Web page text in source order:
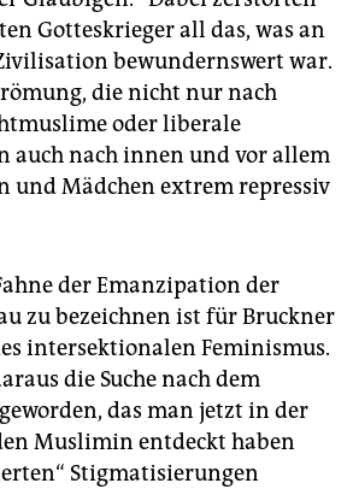
Gotteskrieger all das, was an
bewundernswert war.
die nicht nur nach
oder liberale
auch nach innen und vor allem
und Mädchen extrem repressiv
der Emanzipation der
zu bezeichnen ist für Bruckner
intersektionalen Feminismus.
die Suche nach dem
das man jetzt in der
Muslimin entdeckt haben
Stigmatisierungen